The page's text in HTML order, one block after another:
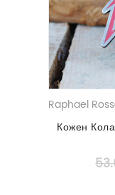
Raphael
Кожен